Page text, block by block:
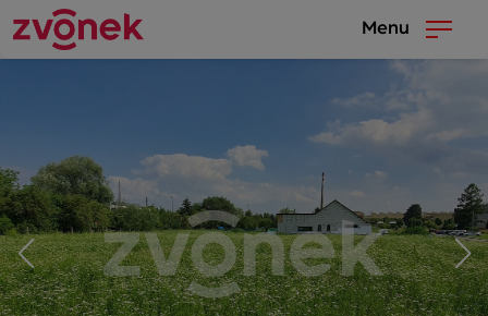
Menu